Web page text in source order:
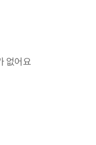
없어요